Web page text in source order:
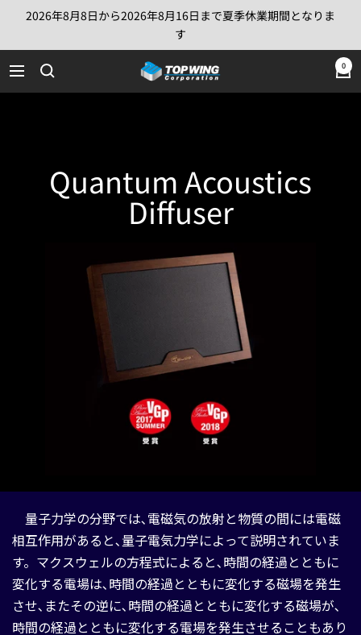
テ
ン
ツ
2026年8月8日から2026年8月16日まで夏季休業期間となりま
す
ナ
ビ
TOP
WING
0
Quantum Acoustics
Diffuser
量子力学の分野では､電磁気の放射と物質の間には電磁
相互作用があると､量子電気力学によって説明されていま
す。マクスウェルの方程式によると､時間の経過とともに
変化する電場は､時間の経過とともに変化する磁場を発生
させ､またその逆に､時間の経過とともに変化する磁場が､
時間の経過とともに変化する電場を発生させることもあり